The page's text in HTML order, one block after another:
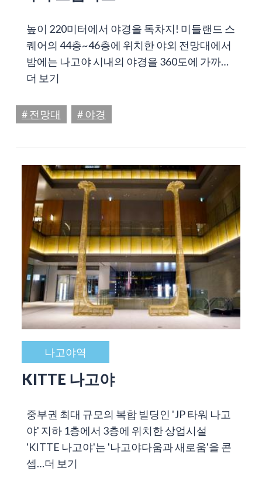
높이 220미터에서 야경을 독차지! 미들랜드 스
퀘어의 44층~46층에 위치한 야외 전망대에서
밤에는 나고야 시내의 야경을 360도에 가까…
더 보기
# 전망대 # 야경
나고야역
KITTE 나고야
중부권 최대 규모의 복합 빌딩인 'JP 타워 나고
야' 지하 1층에서 3층에 위치한 상업시설
'KITTE 나고야'는 '나고야다움과 새로움'을 콘
셉…더 보기